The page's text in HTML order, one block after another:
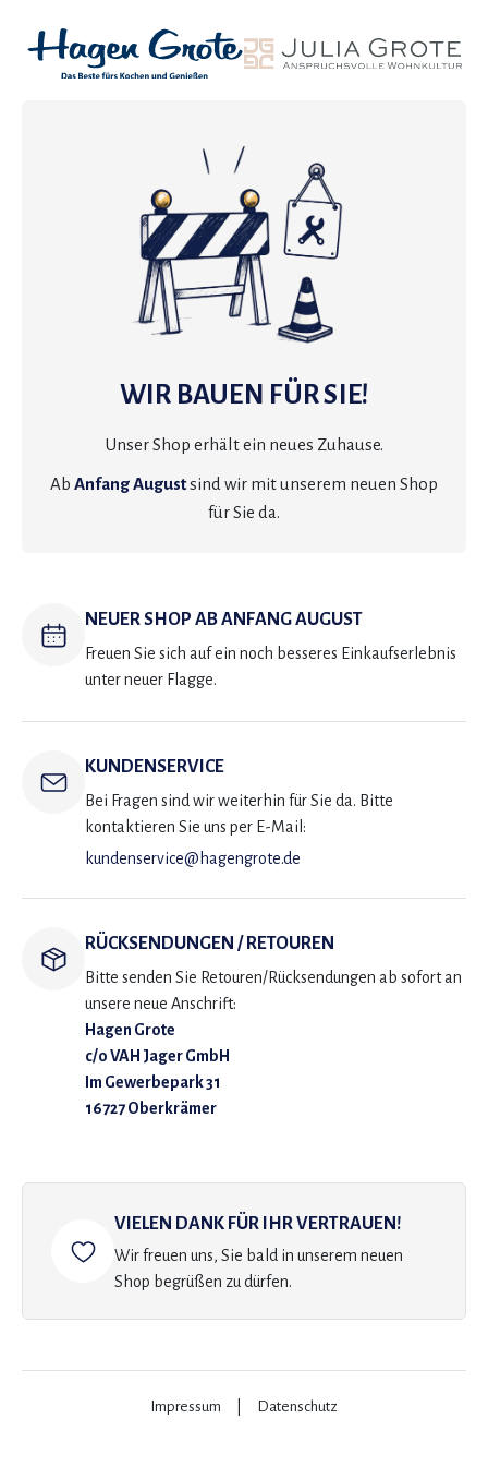
WIR BAUEN FÜR SIE!
Unser Shop erhält ein neues Zuhause.
Ab Anfang Augustsind wir mit unserem neuen Shop
für Sie da.
NEUER SHOP AB ANFANG AUGUST
Freuen Sie sich auf ein noch besseres Einkaufserlebnis
unter neuer Flagge.
KUNDENSERVICE
Bei Fragen sind wir weiterhin für Sie da. Bitte
kontaktieren Sie uns per E-Mail:
kundenservice@hagengrote.de
RÜCKSENDUNGEN / RETOUREN
Bitte senden Sie Retouren/Rücksendungen ab sofort an
unsere neue Anschrift:
Hagen Grote
c/o VAH Jager GmbH
Im Gewerbepark 31
16727 Oberkrämer
VIELEN DANK FÜR IHR VERTRAUEN!
Wir freuen uns, Sie bald in unserem neuen
Shop begrüßen zu dürfen.
Impressum Datenschutz